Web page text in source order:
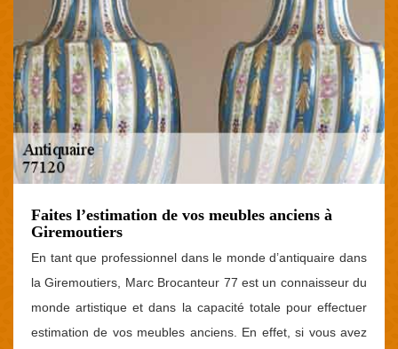
Faites l’estimation de vos meubles anciens à
Giremoutiers
En tant que professionnel dans le monde d’antiquaire dans
la Giremoutiers, Marc Brocanteur 77 est un connaisseur du
monde artistique et dans la capacité totale pour effectuer
estimation de vos meubles anciens. En effet, si vous avez